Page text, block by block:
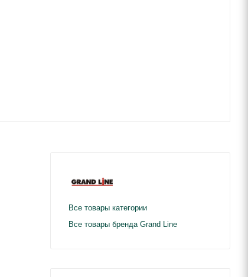
Все товары категории
Все товары бренда Grand Line